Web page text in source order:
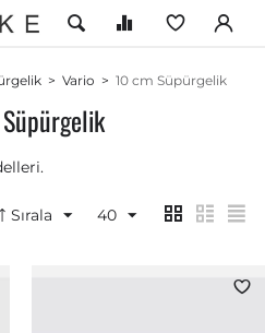
> Vario > 10 cm Süpürgelik
Sırala 40